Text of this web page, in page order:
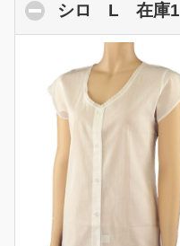
シロ L 在庫1